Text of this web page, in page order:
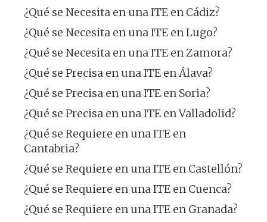
¿Qué se Necesita en una ITE en Cádiz?
¿Qué se Necesita en una ITE en Lugo?
¿Qué se Necesita en una ITE en Zamora?
¿Qué se Precisa en una ITE en Álava?
¿Qué se Precisa en una ITE en Soria?
¿Qué se Precisa en una ITE en Valladolid?
¿Qué se Requiere en una ITE en
Cantabria?
¿Qué se Requiere en una ITE en Castellón?
¿Qué se Requiere en una ITE en Cuenca?
¿Qué se Requiere en una ITE en Granada?